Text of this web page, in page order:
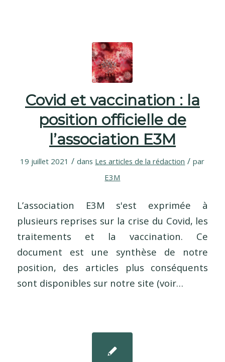
Covid et vaccination : la
position officielle de
l’association E3M
19 juillet 2021 / dans Les articles de la rédaction / par
E3M
L’association E3M s'est exprimée à
plusieurs reprises sur la crise du Covid, les
traitements et la vaccination. Ce
document est une synthèse de notre
position, des articles plus conséquents
sont disponibles sur notre site (voir…